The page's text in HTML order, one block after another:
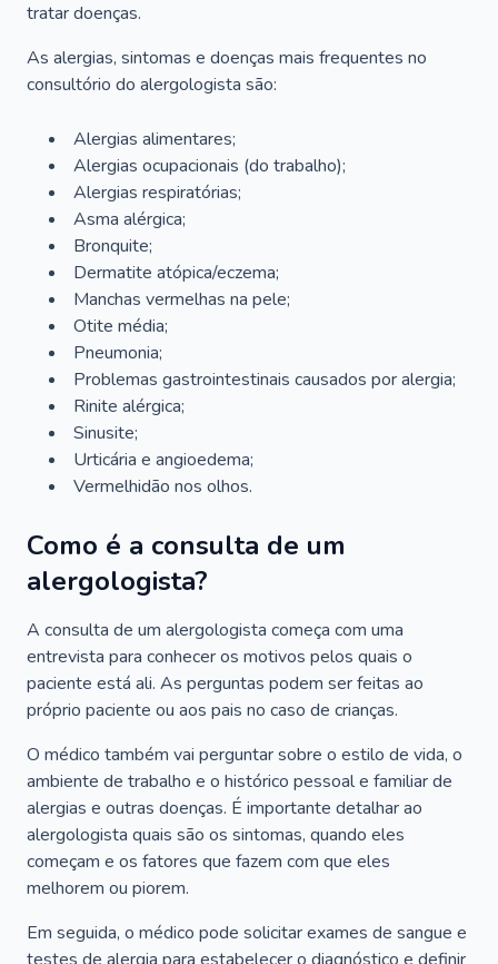
tratar doenças.
As alergias, sintomas e doenças mais frequentes no
consultório do alergologista são:
Alergias alimentares;
Alergias ocupacionais (do trabalho);
Alergias respiratórias;
Asma alérgica;
Bronquite;
Dermatite atópica/eczema;
Manchas vermelhas na pele;
Otite média;
Pneumonia;
Problemas gastrointestinais causados por alergia;
Rinite alérgica;
Sinusite;
Urticária e angioedema;
Vermelhidão nos olhos.
Como é a consulta de um
alergologista?
A consulta de um alergologista começa com uma
entrevista para conhecer os motivos pelos quais o
paciente está ali. As perguntas podem ser feitas ao
próprio paciente ou aos pais no caso de crianças.
O médico também vai perguntar sobre o estilo de vida, o
ambiente de trabalho e o histórico pessoal e familiar de
alergias e outras doenças. É importante detalhar ao
alergologista quais são os sintomas, quando eles
começam e os fatores que fazem com que eles
melhorem ou piorem.
Em seguida, o médico pode solicitar exames de sangue e